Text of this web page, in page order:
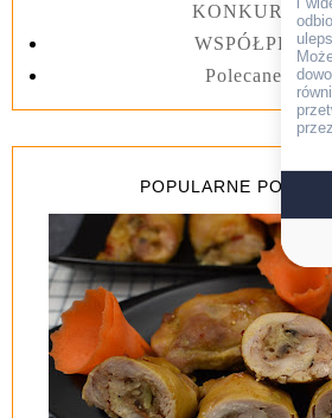
Polecane linki
POPULARNE POSTY